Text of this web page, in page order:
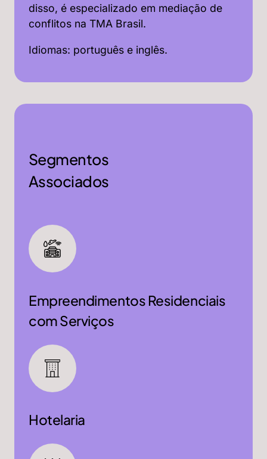
disso, é especializado em mediação de
conflitos na TMA Brasil.
Idiomas: português e inglês.
Segmentos
Associados
Empreendimentos Residenciais
com Serviços
Hotelaria